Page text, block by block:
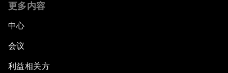
更多内容
中心
会议
利益相关方